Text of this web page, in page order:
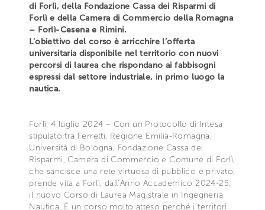
di Forlì, della Fondazione Cassa dei Risparmi di
Forlì e della Camera di Commercio della Romagna
– Forlì-Cesena e Rimini.
L’obiettivo del corso è arricchire l’offerta
universitaria disponibile nel territorio con nuovi
percorsi di laurea che rispondano ai fabbisogni
espressi dal settore industriale, in primo luogo la
nautica.
Forlì, 4 luglio 2024 – Con un Protocollo di Intesa
stipulato tra Ferretti, Regione Emilia-Romagna,
Università di Bologna, Fondazione Cassa dei
Risparmi, Camera di Commercio e Comune di Forlì,
che sancisce una rete virtuosa di pubblico e privato,
prende vita a Forlì, dall’Anno Accademico 2024-25,
il nuovo Corso di Laurea Magistrale in Ingegneria
Nautica. È un corso molto atteso perché i territori